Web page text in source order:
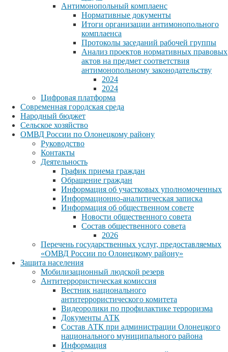
Антимонопольный комплаенс
Нормативные документы
Итоги организации антимонопольного
комплаенса
Протоколы заседаний рабочей группы
Анализ проектов нормативных правовых
актов на предмет соответствия
антимонопольному законодательству
2024
2024
Цифровая платформа
Современная городская среда
Народный бюджет
Сельское хозяйство
ОМВД России по Олонецкому району
Руководство
Контакты
Деятельность
График приема граждан
Обращение граждан
Информация об участковых уполномоченных
Информационно-аналитическая записка
Информация об общественном совете
Новости общественного совета
Состав общественного совета
2026
Перечень государственных услуг, предоставляемых
«ОМВД России по Олонецкому району»
Защита населения
Мобилизационный людской резерв
Антитеррористическая комиссия
Вестник национального
антитеррористического комитета
Видеоролики по профилактике терроризма
Документы АТК
Состав АТК при администрации Олонецкого
национального муниципального района
Информация